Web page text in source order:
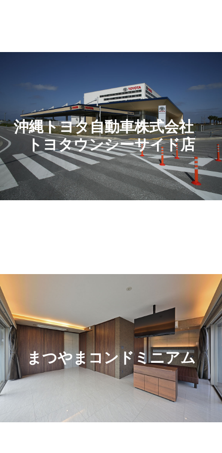
沖縄トヨタ自動車株式会社
トヨタウンシーサイド店
まつやまコンドミニアム